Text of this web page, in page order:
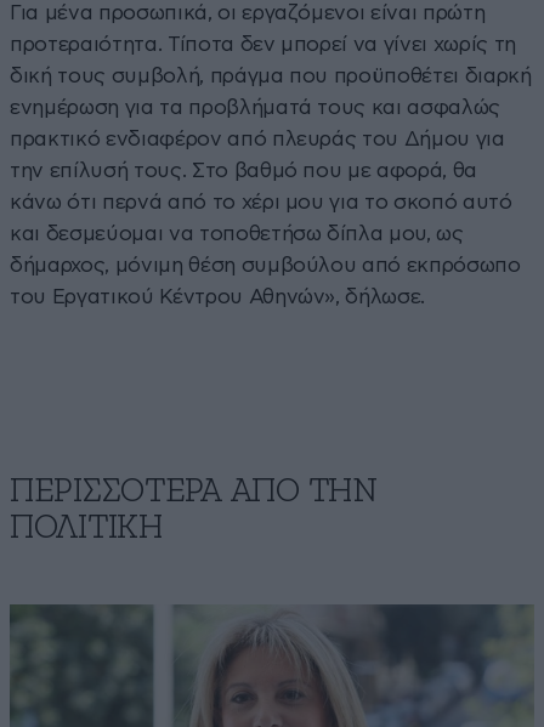
Για μένα προσωπικά, οι εργαζόμενοι είναι πρώτη
προτεραιότητα. Τίποτα δεν μπορεί να γίνει χωρίς τη
δική τους συμβολή, πράγμα που προϋποθέτει διαρκή
ενημέρωση για τα προβλήματά τους και ασφαλώς
πρακτικό ενδιαφέρον από πλευράς του Δήμου για
την επίλυσή τους. Στο βαθμό που με αφορά, θα
κάνω ότι περνά από το χέρι μου για το σκοπό αυτό
και δεσμεύομαι να τοποθετήσω δίπλα μου, ως
δήμαρχος, μόνιμη θέση συμβούλου από εκπρόσωπο
του Εργατικού Κέντρου Αθηνών», δήλωσε.
ΠΕΡΙΣΣΟΤΕΡΑ ΑΠΟ ΤΗΝ
ΠΟΛΙΤΙΚΗ